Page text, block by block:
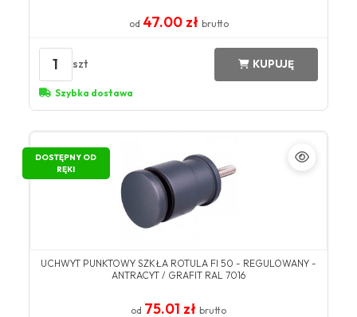
od 47.00 zł brutto
1 szt KUPUJĘ
Szybka dostawa
DOSTĘPNY OD
RĘKI
UCHWYT PUNKTOWY SZKŁA ROTULA FI 50 - REGULOWANY -
ANTRACYT / GRAFIT RAL 7016
od 75.01 zł brutto